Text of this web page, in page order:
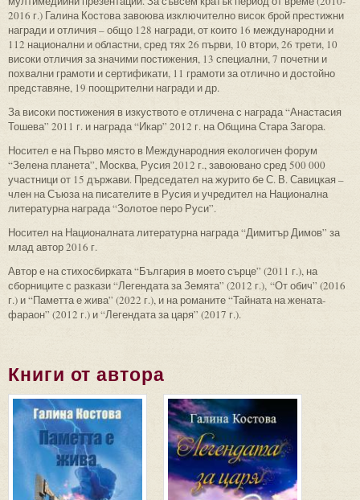
2016 г.) Галина Костова завоюва изключително висок брой престижни
награди и отличия – общо 128 награди, от които 16 международни и
112 национални и областни, сред тях 26 първи, 10 втори, 26 трети, 10
високи отличия за значими постижения, 13 специални, 7 почетни и
похвални грамоти и сертификати, 11 грамоти за отлично и достойно
представяне, 19 поощрителни награди и др.
За високи постижения в изкуството е отличена с награда “Анастасия
Тошева” 2011 г. и награда “Икар” 2012 г. на Община Стара Загора.
Носител е на Първо място в Международния екологичен форум
“Зелена планета”, Москва, Русия 2012 г., завоювано сред 500 000
участници от 15 държави. Председател на журито бе С. В. Савицкая –
член на Съюза на писателите в Русия и учредител на Национална
литературна награда “Золотое перо Руси”.
Носител на Националната литературна награда “Димитър Димов” за
млад автор 2016 г.
Автор е на стихосбирката “България в моето сърце” (2011 г.), на
сборниците с разкази “Легендата за Земята” (2012 г.), “От обич” (2016
г.) и “Паметта е жива” (2022 г.), и на романите “Тайната на жената-
фараон” (2012 г.) и “Легендата за царя” (2017 г.).
Книги от автора